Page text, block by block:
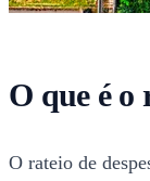
O que é o
O rateio de